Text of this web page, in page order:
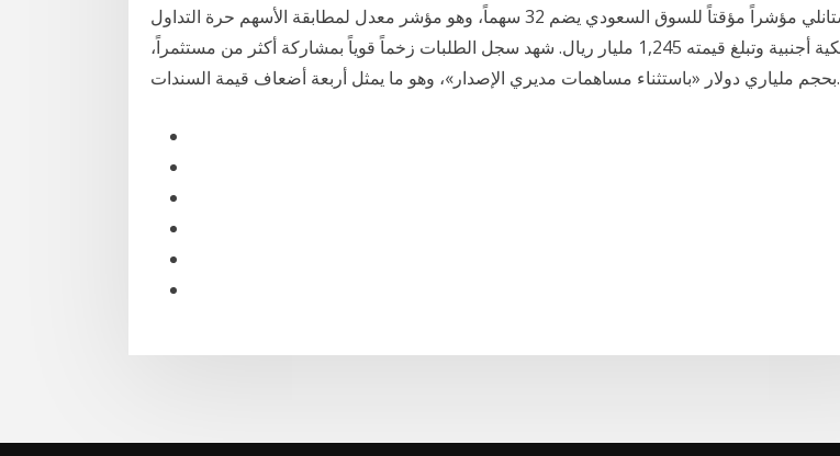
ستانلي مؤشراً مؤقتاً للسوق السعودي يضم 32 سهماً، وهو مؤشر معدل لمطابقة الأسهم حرة التداول
وبملكية أجنبية وتبلغ قيمته 1,245 مليار ريال. شهد سجل الطلبات زخماً قوياً بمشاركة أكثر من مستثمراً،
بحجم ملياري دولار «باستثناء مساهمات مديري الإصدار»، وهو ما يمثل أربعة أضعاف قيمة السندات.